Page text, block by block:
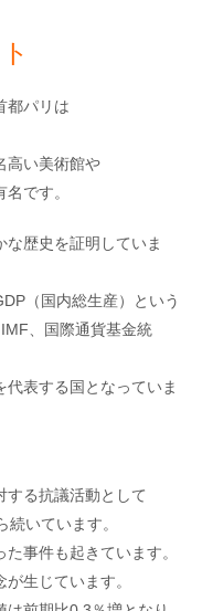
都パリは
高い美術館や
です。
歴史を証明していま
（国内総生産）という
、国際通貨基金統
表する国となっていま
する抗議活動として
続いています。
事件も起きています。
生じています。